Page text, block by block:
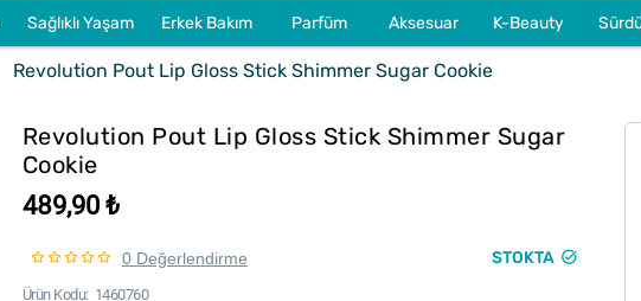
Sağlıklı Yaşam Erkek Bakım Parfüm Aksesuar K-Beauty
Revolution Pout Lip Gloss Stick Shimmer Sugar Cookie
Revolution Pout Lip Gloss Stick Shimmer Sugar
Cookie
489,90 ₺
0 Değerlendirme STOKTA
Ürün Kodu 1460760